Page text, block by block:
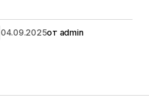
04.09.2025от admin